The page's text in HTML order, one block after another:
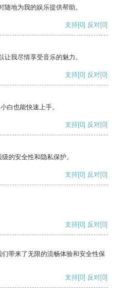
地为我的娱乐提供帮助。
支持[0] 反对[0]
我尽情享受音乐的魅力。
支持[0] 反对[0]
白也能快速上手。
支持[0] 反对[0]
的安全性和隐私保护。
支持[0] 反对[0]
支持[0] 反对[0]
带来了无限的流畅体验和安全性保
支持[0] 反对[0]